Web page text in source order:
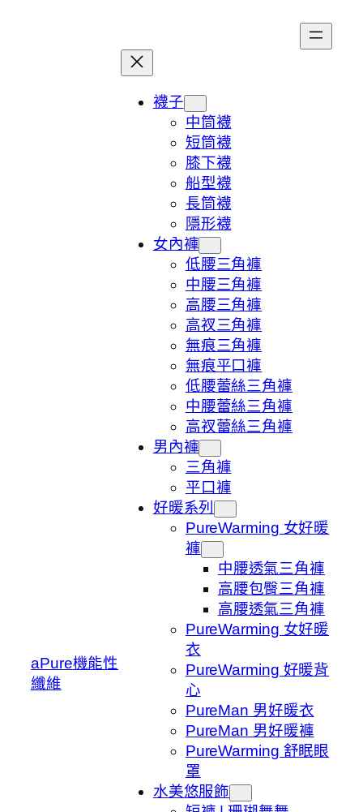
aPure機能性
纖維
襪子
中筒襪
短筒襪
膝下襪
船型襪
長筒襪
隱形襪
女內褲
低腰三角褲
中腰三角褲
高腰三角褲
高衩三角褲
無痕三角褲
無痕平口褲
低腰蕾絲三角褲
中腰蕾絲三角褲
高衩蕾絲三角褲
男內褲
三角褲
平口褲
好暖系列
PureWarming 女好暖
褲
中腰透氣三角褲
高腰包臀三角褲
高腰透氣三角褲
PureWarming 女好暖
衣
PureWarming 好暖背
心
PureMan 男好暖衣
PureMan 男好暖褲
PureWarming 舒眠眼
罩
水美悠服飾